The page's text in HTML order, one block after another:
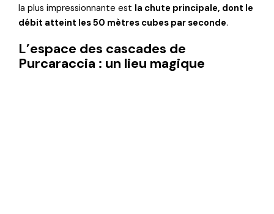
la plus impressionnante est la chute principale, dont le
débit atteint les 50 mètres cubes par seconde.
L’espace des cascades de
Purcaraccia : un lieu magique